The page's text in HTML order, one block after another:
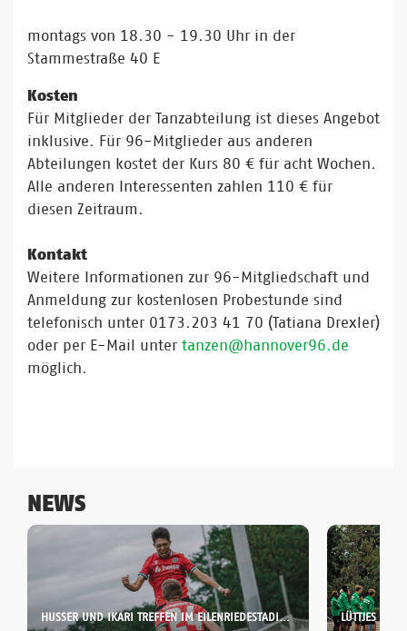
montags von 18.30 - 19.30 Uhr in der
Stammestraße 40 E
Kosten
Für Mitglieder der Tanzabteilung ist dieses Angebot
inklusive. Für 96-Mitglieder aus anderen
Abteilungen kostet der Kurs 80 € für acht Wochen.
Alle anderen Interessenten zahlen 110 € für
diesen Zeitraum.
Kontakt
Weitere Informationen zur 96-Mitgliedschaft und
Anmeldung zur kostenlosen Probestunde sind
telefonisch unter 0173.203 41 70 (Tatiana Drexler)
oder per E-Mail unter tanzen@hannover96.de
möglich.
NEWS
HUSSER UND IKARI TREFFEN IM EILENRIEDESTADION: LÜTTJES VOM